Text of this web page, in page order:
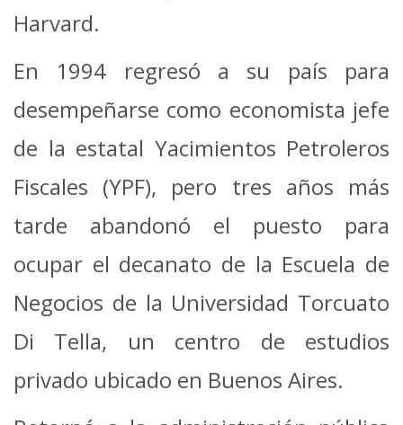
Harvard.
En 1994 regresó a su país para
desempeñarse como economista jefe
de la estatal Yacimientos Petroleros
Fiscales (YPF), pero tres años más
tarde abandonó el puesto para
ocupar el decanato de la Escuela de
Negocios de la Universidad Torcuato
Di Tella, un centro de estudios
privado ubicado en Buenos Aires.